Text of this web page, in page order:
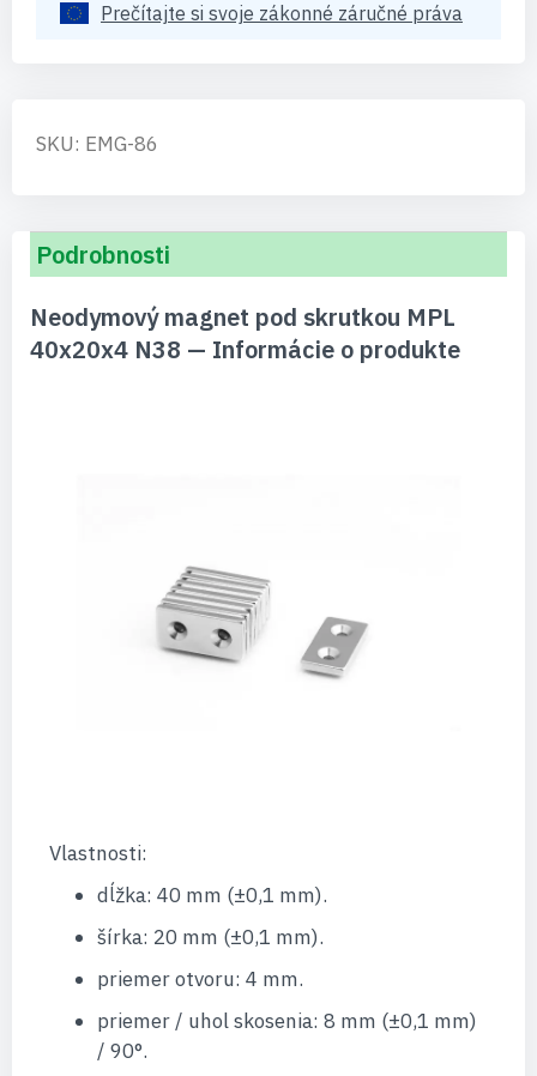
Prečítajte si svoje zákonné záručné práva
SKU: EMG-86
Podrobnosti
Neodymový magnet pod skrutkou MPL
40x20x4 N38 — Informácie o produkte
Vlastnosti:
dĺžka: 40 mm (±0,1 mm).
šírka: 20 mm (±0,1 mm).
priemer otvoru: 4 mm.
priemer / uhol skosenia: 8 mm (±0,1 mm)
/ 90°.